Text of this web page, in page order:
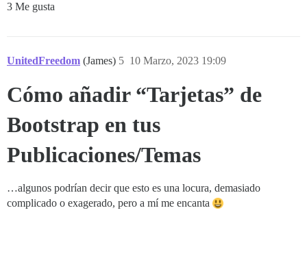
3 Me gusta
UnitedFreedom (James) 10 Marzo, 2023 19:09
5
Cómo añadir “Tarjetas” de
Bootstrap en tus
Publicaciones/Temas
…algunos podrían decir que esto es una locura, demasiado
complicado o exagerado, pero a mí me encanta